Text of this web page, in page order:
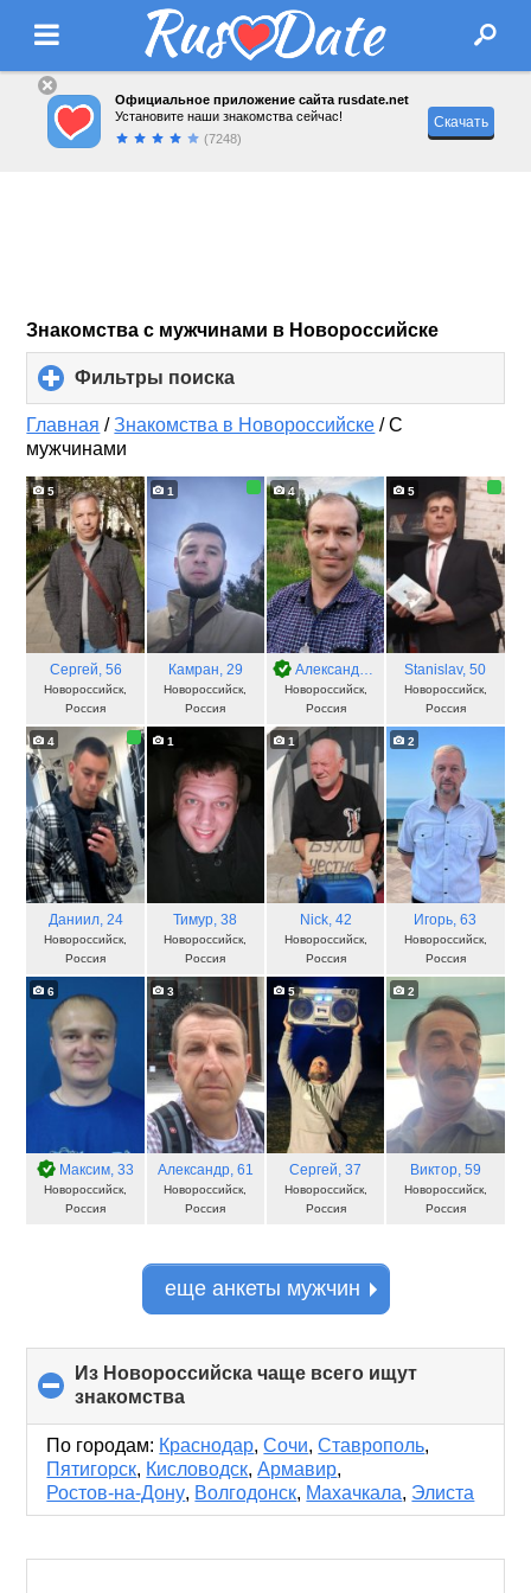
Официальное приложение сайта rusdate.net
Установите наши знакомства сейчас!
(7248)
Скачать
Знакомства с мужчинами в Новороссийске
Фильтры поиска
to
expand
Главная /Знакомства в Новороссийске /С
мужчинами
5
Сергей, 56
Новороссийск,
Россия
1
Камран, 29
Новороссийск,
Россия
4
Александр , 46
Новороссийск,
Россия
5
Stanislav, 50
Новороссийск,
Россия
4
Даниил, 24
Новороссийск,
Россия
1
Тимур, 38
Новороссийск,
Россия
1
Nick, 42
Новороссийск,
Россия
2
Игорь, 63
Новороссийск,
Россия
6
Максим, 33
Новороссийск,
Россия
3
Александр, 61
Новороссийск,
Россия
5
Сергей, 37
Новороссийск,
Россия
2
Виктор, 59
Новороссийск,
Россия
еще анкеты мужчин
Из Новороссийска чаще всего ищут
знакомства
to
collapse
contents
По городам: Краснодар,Сочи,Ставрополь,
Пятигорск, Кисловодск,Армавир,
Ростов-на-Дону, Волгодонск, Махачкала, Элиста